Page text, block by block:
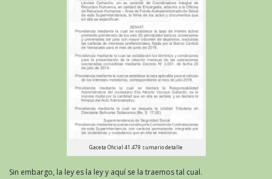
Gaceta Oficial 41.479 sumario detalle
Sin embargo, la ley es la ley y aquí se la traemos tal cual.